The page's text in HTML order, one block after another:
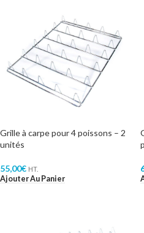
Grille à carpe pour 4 poissons – 2
unités
55,00€ HT.
Ajouter Au Panier